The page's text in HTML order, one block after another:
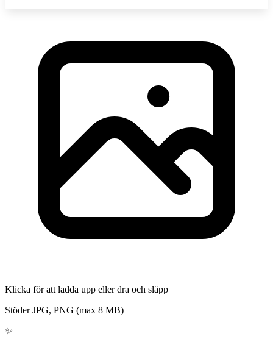
Klicka för att ladda upp eller dra och släpp
Stöder JPG, PNG (max 8 MB)
✨